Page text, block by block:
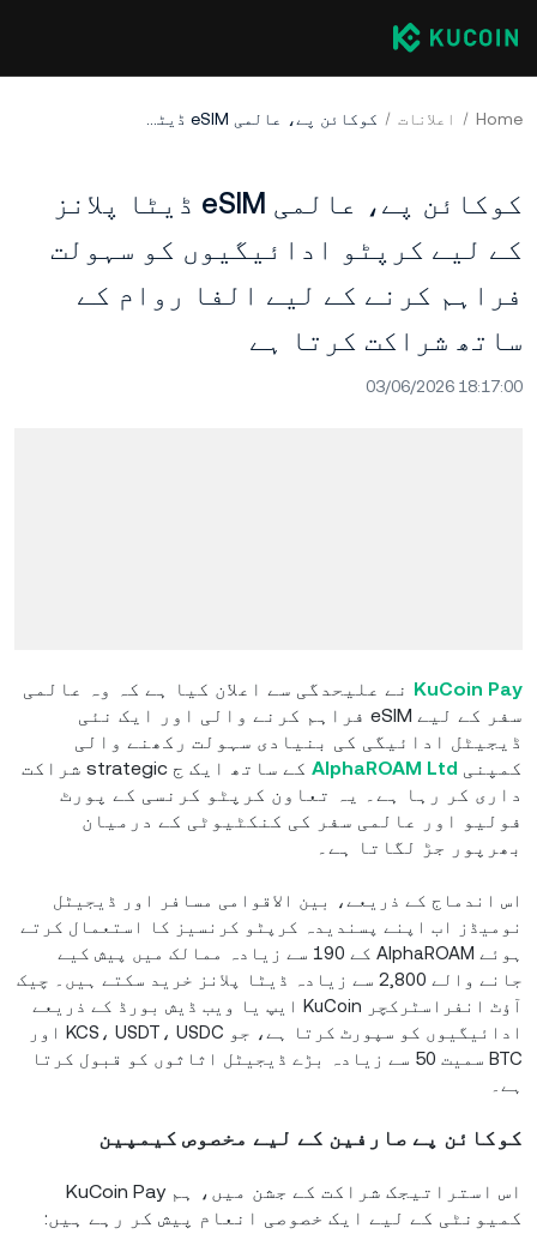
Home اعلانات کوکائن پے، عالمی eSIM ڈیٹا پلانز کے لیے کرپٹو ادائیگیوں کو سہولت فراہم کرنے کے لیے الفا روام کے ساتھ شراکت کرتا ہے
کوکائن پے، عالمی eSIM ڈیٹا پلانز
کے لیے کرپٹو ادائیگیوں کو سہولت
فراہم کرنے کے لیے الفا روام کے
ساتھ شراکت کرتا ہے
03/06/2026 18:17:00
KuCoin Pay نے علیحدگی سے اعلان کیا ہے کہ وہ عالمی
سفر کے لیے eSIM فراہم کرنے والی اور ایک نئی
ڈیجیٹل ادائیگی کی بنیادی سہولت رکھنے والی
کمپنی AlphaROAM Ltd
کے ساتھ ایک ج strategic شراکت
داری کر رہا ہے۔ یہ تعاون کرپٹو کرنسی کے پورٹ
فولیو اور عالمی سفر کی کنکٹیوٹی کے درمیان
بھرپور جڑ لگاتا ہے۔
اس اندماج کے ذریعے، بین الاقوامی مسافر اور ڈیجیٹل
نومیڈز اب اپنے پسندیدہ کرپٹو کرنسیز کا استعمال کرتے
ہوئے AlphaROAM کے 190 سے زیادہ ممالک میں پیش کیے
جانے والے 2,800 سے زیادہ ڈیٹا پلانز خرید سکتے ہیں۔ چیک
آؤٹ انفراسٹرکچر KuCoin ایپ یا ویب ڈیش بورڈ کے ذریعے
ادائیگیوں کو سپورٹ کرتا ہے، جو KCS، USDT، USDC اور
BTC سمیت 50 سے زیادہ بڑے ڈیجیٹل اثاثوں کو قبول کرتا
ہے۔
کوکائن پے صارفین کے لیے مخصوص کیمپین
اس استراتیجک شراکت کے جشن میں، ہم KuCoin Pay
کمیونٹی کے لیے ایک خصوصی انعام پیش کر رہے ہیں: